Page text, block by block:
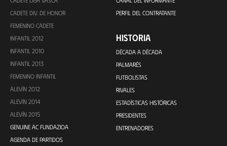
CADETE DIV. DE HONOR
FEMENINO CADETE
INFANTIL 2012
INFANTIL 2010
INFANTIL 2013
FEMENINO INFANTIL
ALEVÍN 2012
ALEVÍN 2014
ALEVÍN 2015
GENUINE AC FUNDAZIOA
AGENDA DE PARTIDOS
PERFIL DEL CONTRATANTE
HISTORIA
DÉCADA A DÉCADA
PALMARÉS
FUTBOLISTAS
RIVALES
ESTADÍSTICAS HISTÓRICAS
PRESIDENTES
ENTRENADORES